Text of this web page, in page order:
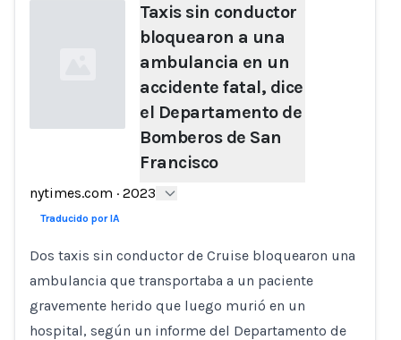
Taxis sin conductor
bloquearon a una
ambulancia en un
accidente fatal, dice
el Departamento de
Bomberos de San
Francisco
nytimes.com · 2023
Traducido por IA
Dos taxis sin conductor de Cruise bloquearon una
ambulancia que transportaba a un paciente
gravemente herido que luego murió en un
hospital, según un informe del Departamento de